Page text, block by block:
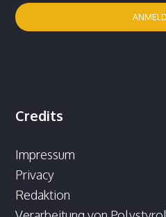
Credits
Impressum
Privacy
Redaktion